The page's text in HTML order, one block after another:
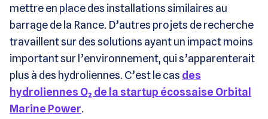
mettre en place des installations similaires au
barrage de la Rance. D’autres projets de recherche
travaillent sur des solutions ayant un impact moins
important sur l’environnement, qui s’apparenterait
plus à des hydroliennes. C’est le cas des
hydroliennes O₂ de la startup écossaise Orbital
Marine Power.